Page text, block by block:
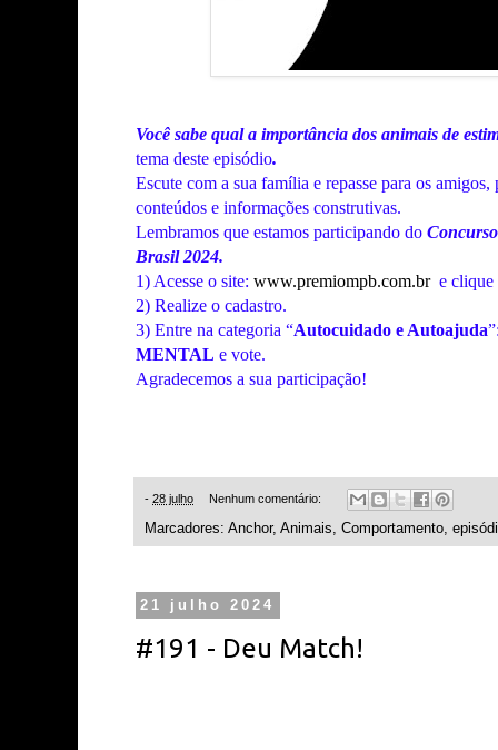
Você sabe qual a importância dos animais de
tema deste episódio.
Escute com a sua família e repasse para os
conteúdos e informações construtivas.
Lembramos que estamos participando do
Brasil 2024.
1) Acesse o site: www.premiompb.com.br e
2) Realize o cadastro.
3) Entre na categoria “Autocuidado e Autoajuda
MENTAL e vote.
Agradecemos a sua participação!
- 28 julho Nenhum comentário:
Marcadores: Anchor, Animais, Comportamento,
21 julho 2024
#191 - Deu Match!